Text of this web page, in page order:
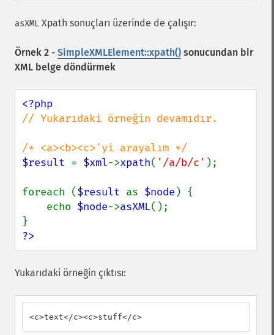
asXML Xpath sonuçları üzerinde de çalışır:
Örnek 2 - SimpleXMLElement::xpath() sonucundan bir
XML belge döndürmek
// Yukarıdaki örneğin devamıdır.
$result = $xml->xpath( '/a/b/c' );
foreach ($result as $node ) {
    echo
$node->asXML();
?>
Yukarıdaki örneğin çıktısı:
<c>text</c><c>stuff</c>